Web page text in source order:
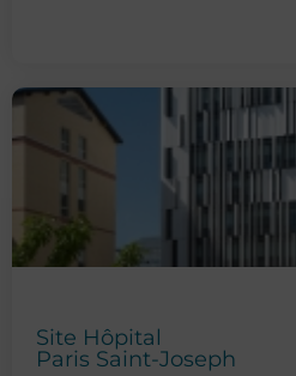
Site Hôpital
Paris Saint-Joseph